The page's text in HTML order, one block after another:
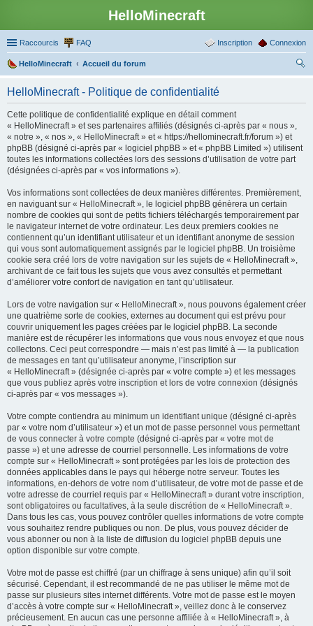
HelloMinecraft
Raccourcis FAQ Connexion
Inscription
HelloMinecraft
Accueil du forum
HelloMinecraft - Politique de confidentialité
Cette politique de confidentialité explique en détail comment
« HelloMinecraft » et ses partenaires affiliés (désignés ci-après par « nous »,
« notre », « nos », « HelloMinecraft » et « https://hellominecraft.fr/forum ») et
phpBB (désigné ci-après par « logiciel phpBB » et « phpBB Limited ») utilisent
toutes les informations collectées lors des sessions d’utilisation de votre part
(désignées ci-après par « vos informations »).
Vos informations sont collectées de deux manières différentes. Premièrement,
en naviguant sur « HelloMinecraft », le logiciel phpBB génèrera un certain
nombre de cookies qui sont de petits fichiers téléchargés temporairement par
le navigateur internet de votre ordinateur. Les deux premiers cookies ne
contiennent qu’un identifiant utilisateur et un identifiant anonyme de session
qui vous sont automatiquement assignés par le logiciel phpBB. Un troisième
cookie sera créé lors de votre navigation sur les sujets de « HelloMinecraft »,
archivant de ce fait tous les sujets que vous avez consultés et permettant
d’améliorer votre confort de navigation en tant qu’utilisateur.
Lors de votre navigation sur « HelloMinecraft », nous pouvons également créer
une quatrième sorte de cookies, externes au document qui est prévu pour
couvrir uniquement les pages créées par le logiciel phpBB. La seconde
manière est de récupérer les informations que vous nous envoyez et que nous
collectons. Ceci peut correspondre — mais n’est pas limité à — la publication
de messages en tant qu’utilisateur anonyme, l’inscription sur
« HelloMinecraft » (désignée ci-après par « votre compte ») et les messages
que vous publiez après votre inscription et lors de votre connexion (désignés
ci-après par « vos messages »).
Votre compte contiendra au minimum un identifiant unique (désigné ci-après
par « votre nom d’utilisateur ») et un mot de passe personnel vous permettant
de vous connecter à votre compte (désigné ci-après par « votre mot de
passe ») et une adresse de courriel personnelle. Les informations de votre
compte sur « HelloMinecraft » sont protégées par les lois de protection des
données applicables dans le pays qui héberge notre serveur. Toutes les
informations, en-dehors de votre nom d’utilisateur, de votre mot de passe et de
votre adresse de courriel requis par « HelloMinecraft » durant votre inscription,
sont obligatoires ou facultatives, à la seule discrétion de « HelloMinecraft ».
Dans tous les cas, vous pouvez contrôler quelles informations de votre compte
vous souhaitez rendre publiques ou non. De plus, vous pouvez décider de
vous abonner ou non à la liste de diffusion du logiciel phpBB depuis une
option disponible sur votre compte.
Votre mot de passe est chiffré (par un chiffrage à sens unique) afin qu’il soit
sécurisé. Cependant, il est recommandé de ne pas utiliser le même mot de
passe sur plusieurs sites internet différents. Votre mot de passe est le moyen
d’accès à votre compte sur « HelloMinecraft », veillez donc à le conservez
précieusement. En aucun cas une personne affiliée à « HelloMinecraft », à